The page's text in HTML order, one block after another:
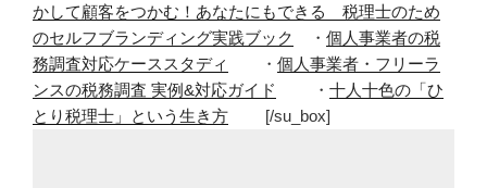
かして顧客をつかむ！あなたにもできる 税理士のため
のセルフブランディング実践ブック
・ 個人事業者の税
務調査対応ケーススタディ
・ 個人事業者・フリーラ
ンスの税務調査 実例&対応ガイド
・ 十人十色の「ひ
とり税理士」という生き方 [/su_box]